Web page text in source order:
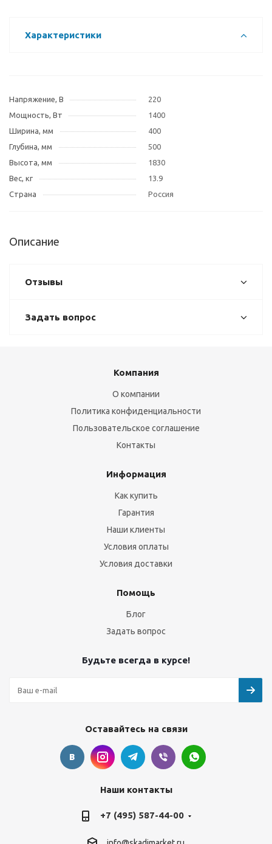
Характеристики
Напряжение, В
220
Мощность, Вт
1400
Ширина, мм
400
Глубина, мм
500
Высота, мм
1830
Вес, кг
13.9
Страна
Россия
Описание
Отзывы
Задать вопрос
Компания
О компании
Политика конфиденциальности
Пользовательское соглашение
Контакты
Информация
Как купить
Гарантия
Наши клиенты
Условия оплаты
Условия доставки
Помощь
Блог
Задать вопрос
Будьте всегда в курсе!
Оставайтесь на связи
Наши контакты
+7 (495) 587-44-00